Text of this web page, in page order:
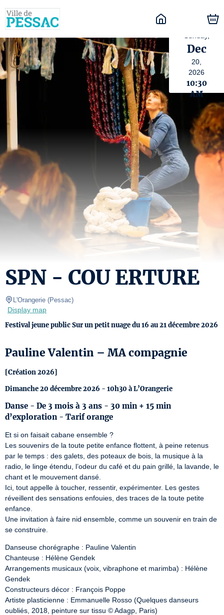
Dec
20,
2026
10:30
AM
SPN - COU ERTURE
L'Orangerie (Pessac)
Display map
Festival jeune public Sur un petit nuage du 16 au 21 décembre 2026
Pauline Valentin – MA compagnie
[Création 2026]
Dimanche 20 décembre 2026 - 10h30 à L’Orangerie
Danse - De 3 mois à 3 ans - 30 min + 15 min
d’exploration - Tarif orange
Et si on faisait cabane ensemble ?
Les souvenirs de la toute petite enfance flottent, à peine retenus
par le temps : des galets, des poteaux de bois, la musique à la
radio, le linge étendu, l’odeur du café et du pain grillé, la lavande, le
chant et le mouvement dansé.
Ici, tout appelle à toucher, ressentir, expérimenter. Les gestes
réveillent des sensations enfouies, des traces de la toute petite
enfance.
Une invitation à faire nid ensemble, comme un souvenir en train de
se construire.
Danseuse chorégraphe : Pauline Valentin
Chanteuse : Hélène Gendek
Arrangements musicaux (voix, vibraphone et marimba) : Hélène
Gendek
Constructeurs décor : François Poppe
Artiste plasticienne : Emmanuelle Rosso (Quelques danseurs
oubliés, 2018, peinture sur tissu © Adagp, Paris)